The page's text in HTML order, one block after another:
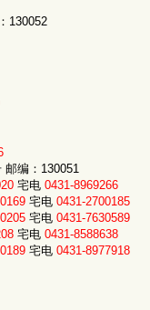
130052
编：130051
宅电 0431-8969266
宅电 0431-2700185
宅电 0431-7630589
宅电 0431-8588638
宅电 0431-8977918